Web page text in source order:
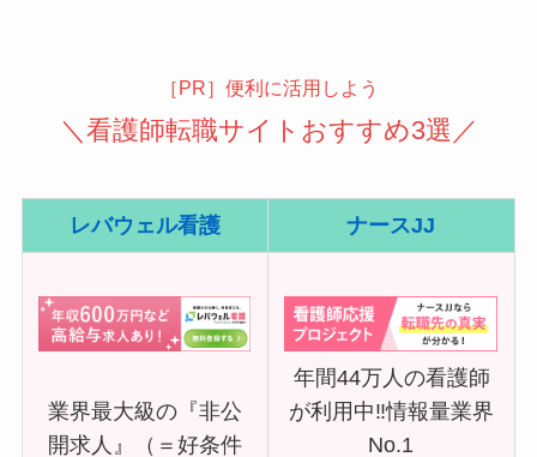
［PR］便利に活用しよう
＼看護師転職サイトおすすめ3選／
レバウェル看護 ナースJJ
業界最大級の『非公
開求人』（＝好条件
年間44万人の看護師
が利用中‼情報量業界
No.1